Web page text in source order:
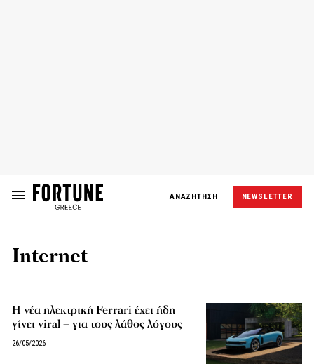
ΑΝΑΖΗΤΗΣΗ NEWSLETTER
Internet
Η νέα ηλεκτρική Ferrari έχει ήδη
γίνει viral – για τους λάθος λόγους
26/05/2026